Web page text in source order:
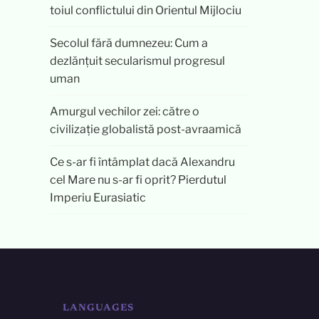
toiul conflictului din Orientul Mijlociu
Secolul fără dumnezeu: Cum a
dezlănțuit secularismul progresul
uman
Amurgul vechilor zei: către o
civilizație globalistă post-avraamică
Ce s-ar fi întâmplat dacă Alexandru
cel Mare nu s-ar fi oprit? Pierdutul
Imperiu Eurasiatic
LANGUAGES